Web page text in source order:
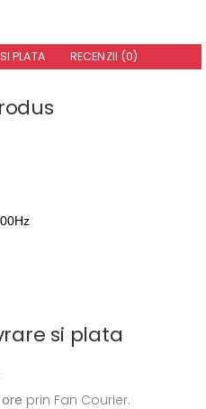
PLATA RECENZII (0)
si plata
prin Fan Courier.